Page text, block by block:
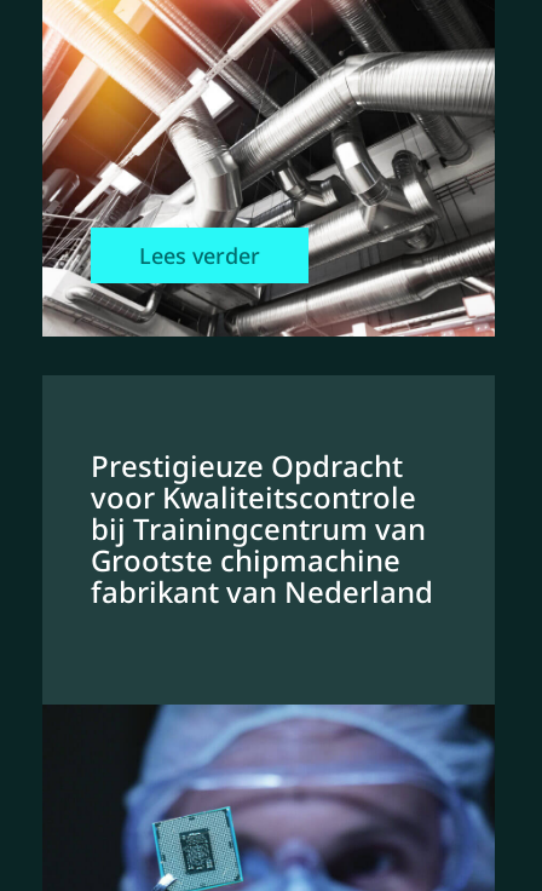
Lees verder
Prestigieuze Opdracht
voor Kwaliteitscontrole
bij Trainingcentrum van
Grootste chipmachine
fabrikant van Nederland